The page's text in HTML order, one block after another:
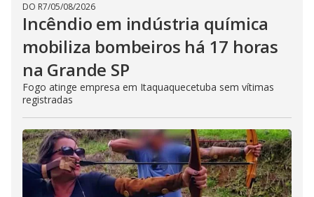
DO R7/05/08/2026
Incêndio em indústria química
mobiliza bombeiros há 17 horas
na Grande SP
Fogo atinge empresa em Itaquaquecetuba sem vítimas
registradas